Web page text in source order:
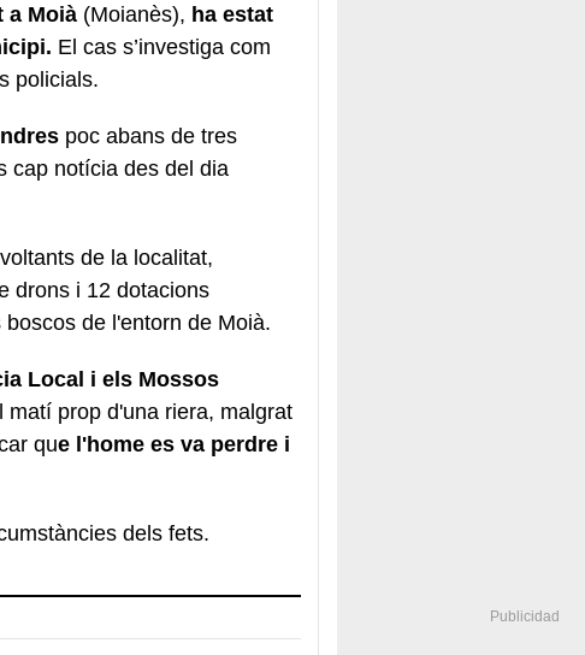
a Moià (Moianès), ha estat
El cas s’investiga com
policials.
poc abans de tres
cap notícia des del dia
de la localitat,
drons i 12 dotacions
de l'entorn de Moià.
Local i els Mossos
prop d'una riera, malgrat
que l'home es va perdre i
dels fets.